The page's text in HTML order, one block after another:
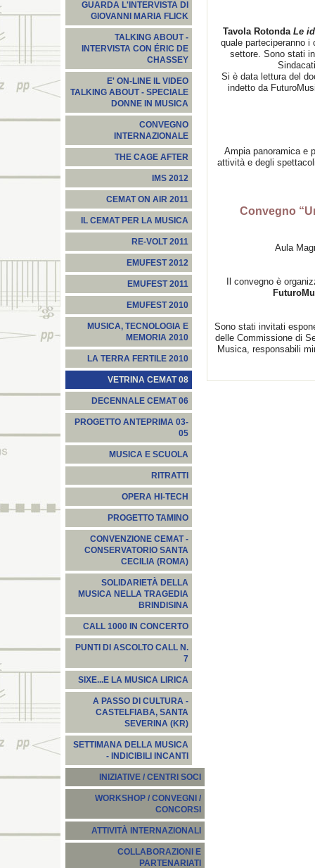
GUARDA L'INTERVISTA DI
GIOVANNI MARIA FLICK
TALKING ABOUT -
INTERVISTA CON ÉRIC DE
CHASSEY
E' ON-LINE IL VIDEO
TALKING ABOUT - SPECIALE
DONNE IN MUSICA
CONVEGNO
INTERNAZIONALE
THE CAGE AFTER
IMS 2012
CEMAT ON AIR 2011
IL CEMAT PER LA MUSICA
RE-VOLT 2011
EMUFEST 2012
EMUFEST 2011
EMUFEST 2010
MUSICA, TECNOLOGIA E
MEMORIA 2010
LA TERRA FERTILE 2010
VETRINA CEMAT 08
DECENNALE CEMAT 06
PROGETTO ANTEPRIMA 03-
05
MUSICA E SCUOLA
RITRATTI
OPERA HI-TECH
PROGETTO TAMINO
CONVENZIONE CEMAT -
CONSERVATORIO SANTA
CECILIA (ROMA)
SOLIDARIETÀ DELLA
MUSICA NELLA TRAGEDIA
BRINDISINA
CALL 1000 IN CONCERTO
PUNTI DI ASCOLTO CALL N.
7
SIXE...E LA MUSICA LIRICA
A PASSO DI CULTURA -
CASTELFIABA, SANTA
SEVERINA (KR)
SETTIMANA DELLA MUSICA
- INDICIBILI INCANTI
INIZIATIVE / CENTRI SOCI
WORKSHOP / CONVEGNI /
CONCORSI
ATTIVITÀ INTERNAZIONALI
COLLABORAZIONI E
PARTENARIATI
Tavola Rotonda Le
quale parteciperanno
settore. Sono stati
Si è data lettura del
indetto da
Ampia panoramica e
attività e degli
Convegno
Aula
Il convegno è
Sono stati invitati
delle Commissione di
Musica, responsabili